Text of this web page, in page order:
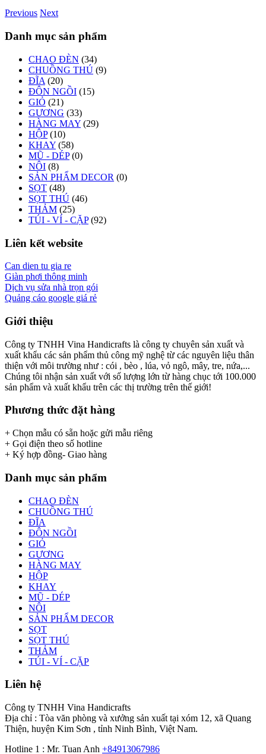
Previous Next
Danh mục sản phẩm
CHAO ĐÈN (34)
CHUỒNG THÚ (9)
ĐĨA (20)
ĐÔN NGỒI (15)
GIỎ (21)
GƯƠNG (33)
HÀNG MAY (29)
HỘP (10)
KHAY (58)
MŨ - DÉP (0)
NÔI (8)
SẢN PHẨM DECOR (0)
SỌT (48)
SỌT THÚ (46)
THẢM (25)
TÚI - VÍ - CẶP (92)
Liên kết website
Can dien tu gia re
Giàn phơi thông minh
Dịch vụ sửa nhà trọn gói
Quảng cáo google giá rẻ
Giới thiệu
Công ty TNHH Vina Handicrafts là công ty chuyên sản xuất và
xuất khẩu các sản phẩm thủ công mỹ nghệ từ các nguyên liệu thân
thiện với môi trường như : cói , bèo , lúa, vỏ ngô, mây, tre, nứa,...
Chúng tôi nhận sản xuất với số lượng lớn từ hàng chục tới 100.000
sản phẩm và xuất khẩu trên các thị trường trên thế giới!
Phương thức đặt hàng
+ Chọn mẫu có sẵn hoặc gửi mẫu riêng
+ Gọi điện theo số hotline
+ Ký hợp đồng- Giao hàng
Danh mục sản phẩm
CHAO ĐÈN
CHUỒNG THÚ
ĐĨA
ĐÔN NGỒI
GIỎ
GƯƠNG
HÀNG MAY
HỘP
KHAY
MŨ - DÉP
NÔI
SẢN PHẨM DECOR
SỌT
SỌT THÚ
THẢM
TÚI - VÍ - CẶP
Liên hệ
Công ty TNHH Vina Handicrafts
Địa chỉ : Tòa văn phòng và xưởng sản xuất tại xóm 12, xã Quang
Thiện, huyện Kim Sơn , tỉnh Ninh Bình, Việt Nam.
Hotline 1 : Mr. Tuan Anh +84913067986